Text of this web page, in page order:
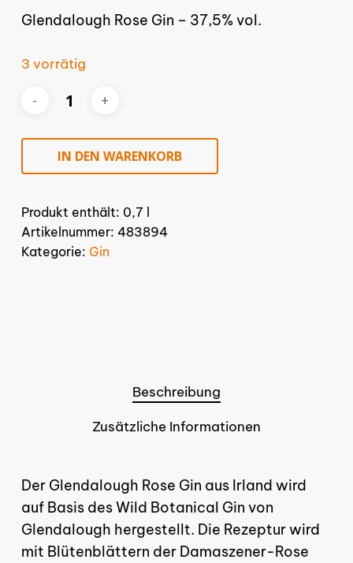
Glendalough Rose Gin – 37,5% vol.
3 vorrätig
IN DEN WARENKORB
Produkt enthält: 0,7 l
Artikelnummer: 483894
Kategorie: Gin
Beschreibung
Zusätzliche Informationen
Der Glendalough Rose Gin aus Irland wird
auf Basis des Wild Botanical Gin von
Glendalough hergestellt. Die Rezeptur wird
mit Blütenblättern der Damaszener-Rose